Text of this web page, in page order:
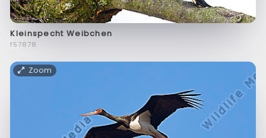
Kleinspecht Weibchen
f57878
Zoom